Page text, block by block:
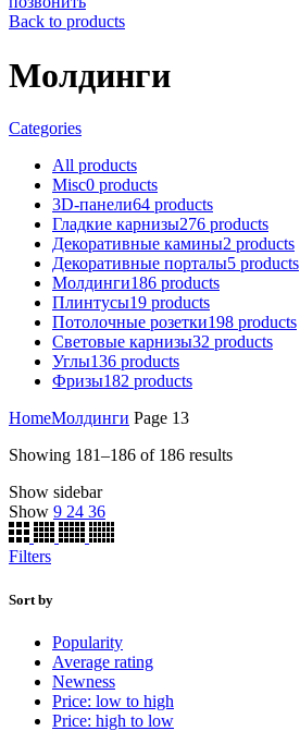
Back to products
Молдинги
Categories
All products
Misc0 products
3D-панели64 products
Гладкие карнизы276 products
Декоративные камины2 products
Декоративные порталы5 products
Молдинги186 products
Плинтусы19 products
Потолочные розетки198 products
Световые карнизы32 products
Углы136 products
Фризы182 products
HomeМолдинги Page 13
Showing 181–186 of 186 results
Show sidebar
Show 9 24 36
Filters
Sort by
Popularity
Average rating
Newness
Price: low to high
Price: high to low